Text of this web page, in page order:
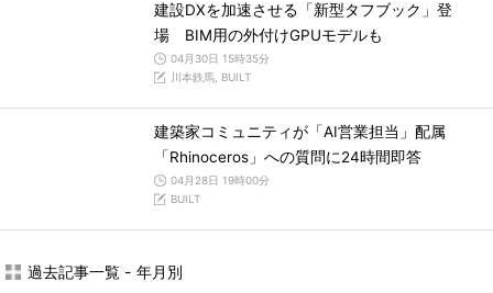
建設DXを加速させる「新型タフブック」登
場 BIM用の外付けGPUモデルも
04月30日 15時35分
川本鉄馬, BUILT
建築家コミュニティが「AI営業担当」配属
「Rhinoceros」への質問に24時間即答
04月28日 19時00分
BUILT
過去記事一覧 - 年月別